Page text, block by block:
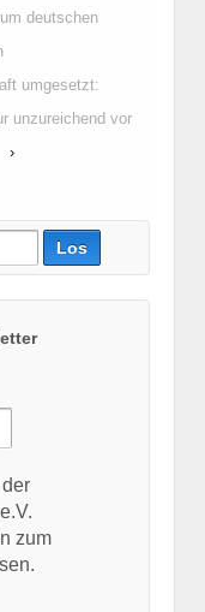
deutschen
umgesetzt:
unzureichend vor
›
zum